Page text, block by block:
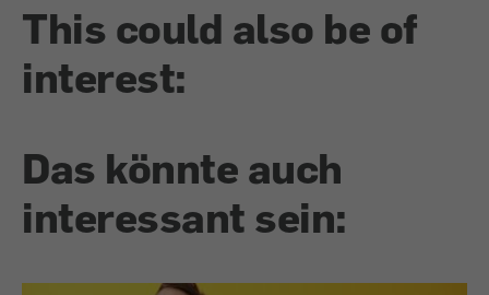
This could also be of
interest:
Das könnte auch
interessant sein: